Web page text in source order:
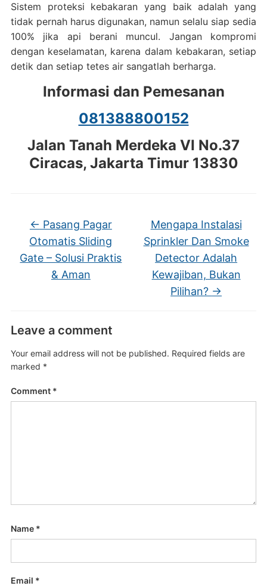
Sistem proteksi kebakaran yang baik adalah yang
tidak pernah harus digunakan, namun selalu siap sedia
100% jika api berani muncul. Jangan kompromi
dengan keselamatan, karena dalam kebakaran, setiap
detik dan setiap tetes air sangatlah berharga.
Informasi dan Pemesanan
081388800152
Jalan Tanah Merdeka VI No.37
Ciracas, Jakarta Timur 13830
← Pasang Pagar
Otomatis Sliding
Gate – Solusi Praktis
& Aman
Mengapa Instalasi
Sprinkler Dan Smoke
Detector Adalah
Kewajiban, Bukan
Pilihan? →
Leave a comment
Your email address will not be published. Required fields are
marked *
Comment *
Name *
Email *